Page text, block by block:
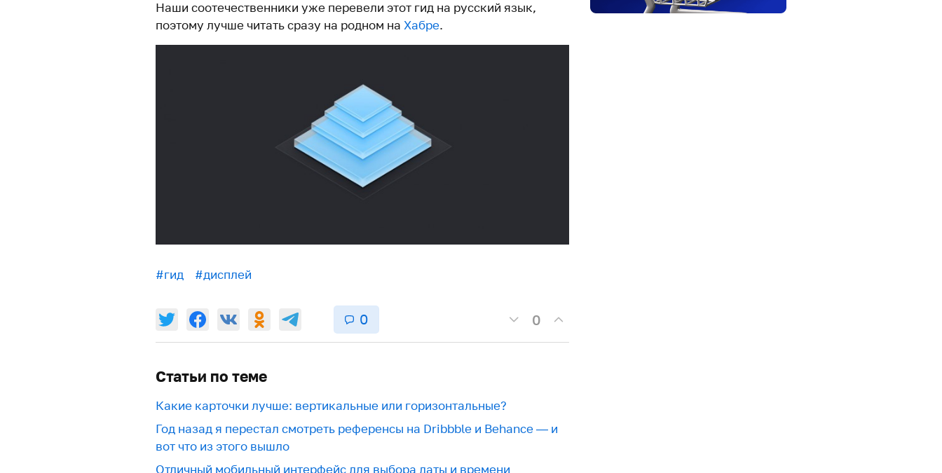
Наши соотечественники уже перевели этот гид на русский язык,
поэтому лучше читать сразу на родном на Хабре.
#гид #дисплей
0 0
Статьи по теме
Какие карточки лучше: вертикальные или горизонтальные?
Год назад я перестал смотреть референсы на Dribbble и Behance — и
вот что из этого вышло
Отличный мобильный интерфейс для выбора даты и времени